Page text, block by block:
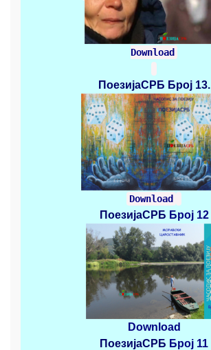
Download
ПоезијаСРБ Број 13.
Download
ПоезијаСРБ Број 12
Download
ПоезијаСРБ Број 11